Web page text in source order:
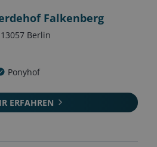
Falkenberg
13057 Berlin
Ponyhof
ERFAHREN